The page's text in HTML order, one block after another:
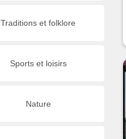
Traditions et folklore
Sports et loisirs
Nature